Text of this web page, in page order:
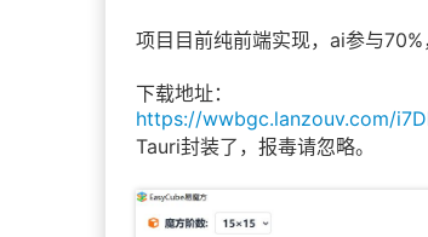
项目目前纯前端实现，ai参与
下载地址：
https://wwbgc.lanzouv.com/
Tauri封装了，报毒请忽略。